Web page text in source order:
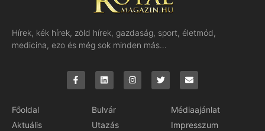
Hírek, kék hírek, zöld hírek, gazdaság, sport, életmód,
medicina, ezo és még sok minden más…
Főoldal
Aktuális
Bulvár
Utazás
Médiaajánlat
Impresszum